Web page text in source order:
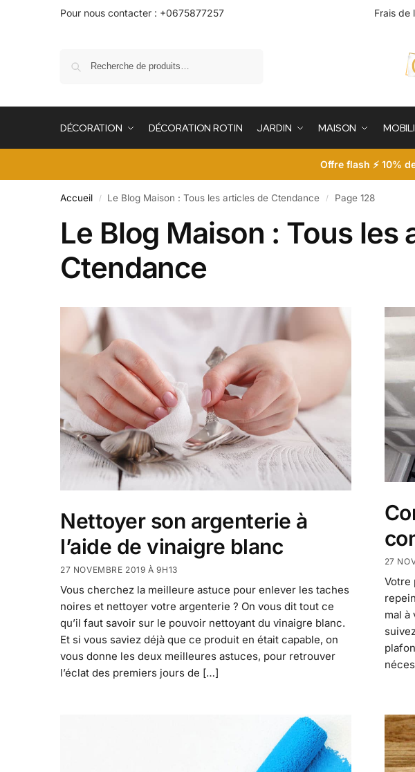
Pour nous contacter : +0675877257 Frais de
DÉCORATION DÉCORATION ROTIN JARDIN MAISON
Offre flash ⚡ 10%
Accueil / Le Blog Maison : Tous les articles de Ctendance / Page 128
Le Blog Maison : Tous les
Ctendance
Nettoyer son argenterie à
l’aide de vinaigre blanc
27 NOVEMBRE 2019 À 9H13
Vous cherchez la meilleure astuce pour enlever les taches
noires et nettoyer votre argenterie ? On vous dit tout ce
qu’il faut savoir sur le pouvoir nettoyant du vinaigre blanc.
Et si vous saviez déjà que ce produit en était capable, on
vous donne les deux meilleures astuces, pour retrouver
l’éclat des premiers jours de […]
27
Votre
mal à